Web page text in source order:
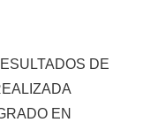
DE
EN